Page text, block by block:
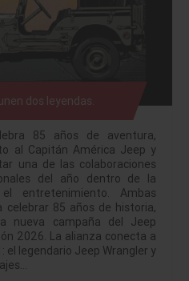
dos leyendas.
85 años de aventura,
al Capitán América Jeep y
una de las colaboraciones
del año dentro de la
entretenimiento. Ambas
85 años de historia,
nueva campaña del Jeep
2026. La alianza conecta a
el legendario Jeep Wrangler y